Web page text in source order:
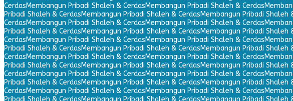
CerdasMembangun Pribadi Shaleh & CerdasMembangun Pribadi Shaleh & Cerdas
Pribadi Shaleh & CerdasMembangun Pribadi Shaleh & CerdasMembangun Pribadi Shaleh
CerdasMembangun Pribadi Shaleh & CerdasMembangun Pribadi Shaleh & Cerdas
Pribadi Shaleh & CerdasMembangun Pribadi Shaleh & CerdasMembangun Pribadi Shaleh
CerdasMembangun Pribadi Shaleh & CerdasMembangun Pribadi Shaleh & Cerdas
Pribadi Shaleh & CerdasMembangun Pribadi Shaleh & CerdasMembangun Pribadi Shaleh
CerdasMembangun Pribadi Shaleh & CerdasMembangun Pribadi Shaleh & Cerdas
Pribadi Shaleh & CerdasMembangun Pribadi Shaleh & CerdasMembangun Pribadi Shaleh
CerdasMembangun Pribadi Shaleh & CerdasMembangun Pribadi Shaleh & Cerdas
Pribadi Shaleh & CerdasMembangun Pribadi Shaleh & CerdasMembangun Pribadi Shaleh
CerdasMembangun Pribadi Shaleh & CerdasMembangun Pribadi Shaleh & Cerdas
Pribadi Shaleh & CerdasMembangun Pribadi Shaleh & CerdasMembangun Pribadi Shaleh